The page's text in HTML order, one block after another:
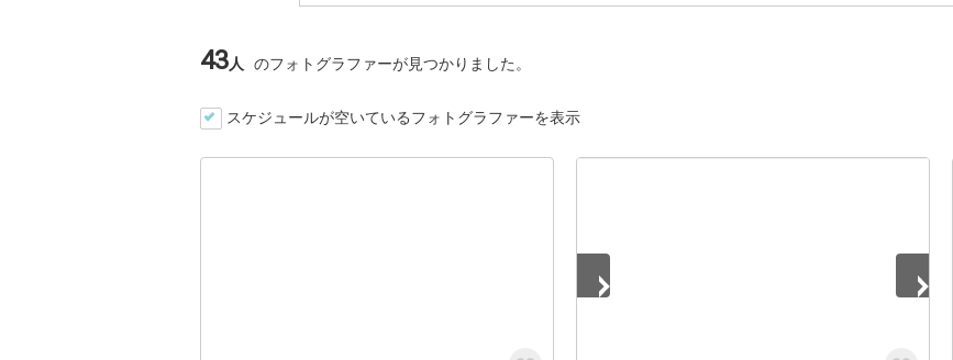
43人 のフォトグラファーが見つかりました。
スケジュールが空いているフォトグラファーを表示